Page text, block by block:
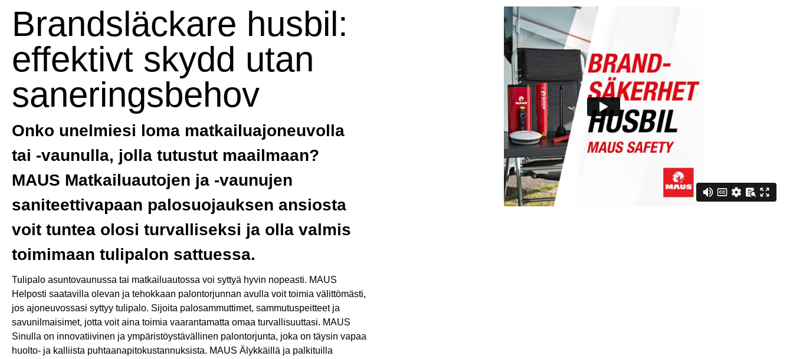
Brandsläckare husbil:
effektivt skydd utan
saneringsbehov
Onko unelmiesi loma matkailuajoneuvolla
tai -vaunulla, jolla tutustut maailmaan?
MAUS Matkailuautojen ja -vaunujen
saniteettivapaan palosuojauksen ansiosta
voit tuntea olosi turvalliseksi ja olla valmis
toimimaan tulipalon sattuessa.
Tulipalo asuntovaunussa tai matkailuautossa voi syttyä hyvin nopeasti. MAUS
Helposti saatavilla olevan ja tehokkaan palontorjunnan avulla voit toimia välittömästi,
jos ajoneuvossasi syttyy tulipalo. Sijoita palosammuttimet, sammutuspeitteet ja
savunilmaisimet, jotta voit aina toimia vaarantamatta omaa turvallisuuttasi. MAUS
Sinulla on innovatiivinen ja ympäristöystävällinen palontorjunta, joka on täysin vapaa
huolto- ja kalliista puhtaanapitokustannuksista. MAUS Älykkäillä ja palkituilla